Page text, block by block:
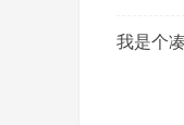
我是个